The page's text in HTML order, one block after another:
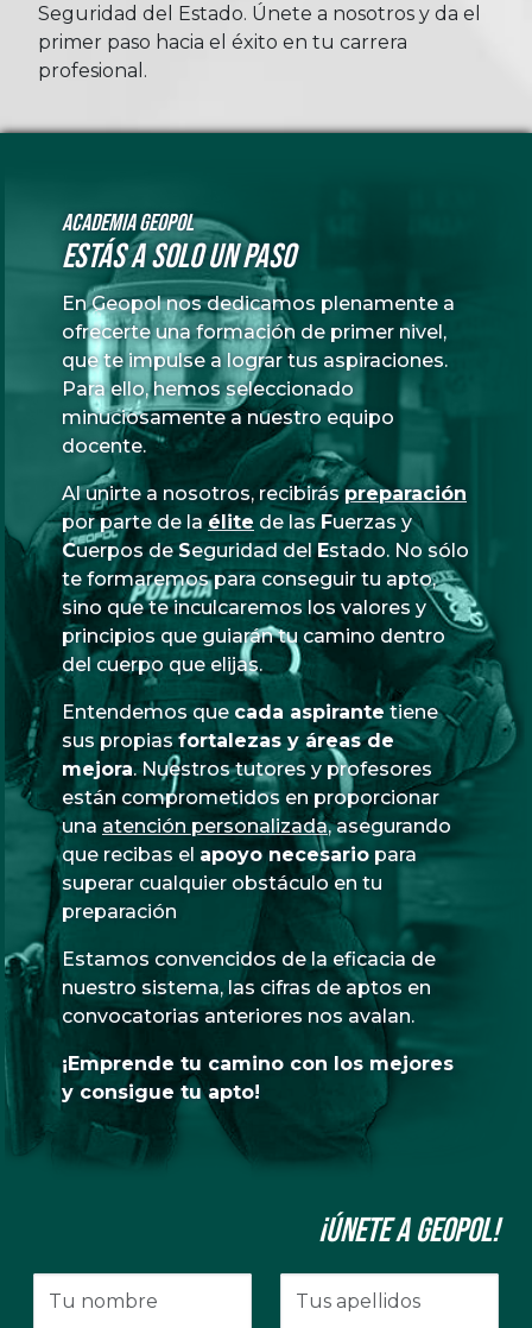
Seguridad del Estado. Únete a nosotros y da el
primer paso hacia el éxito en tu carrera
profesional.
Academia GeoPol
Estás a solo un paso
En Geopol nos dedicamos plenamente a
ofrecerte una formación de primer nivel,
que te impulse a lograr tus aspiraciones.
Para ello, hemos seleccionado
minuciosamente a nuestro equipo
docente.
Al unirte a nosotros, recibiráspreparación
por parte de la élite de las Fuerzas y
Cuerpos de Seguridad del Estado. No sólo
te formaremos para conseguir tu apto,
sino que te inculcaremos los valores y
principios que guiarán tu camino dentro
del cuerpo que elijas.
Entendemos que cada aspirante tiene
sus propias fortalezas y áreas de
mejora. Nuestros tutores y profesores
están comprometidos en proporcionar
una atención personalizada, asegurando
que recibas el apoyo necesario para
superar cualquier obstáculo en tu
preparación
Estamos convencidos de la eficacia de
nuestro sistema, las cifras de aptos en
convocatorias anteriores nos avalan.
¡Emprende tu camino con los mejores
y consigue tu apto!
¡Únete a GeoPol!